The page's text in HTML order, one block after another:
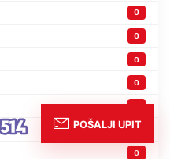
0
0
0
0
0
0